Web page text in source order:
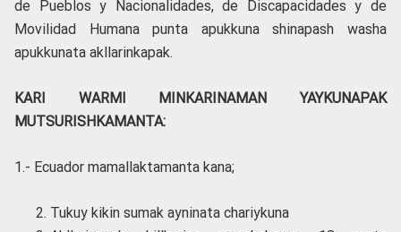
de Pueblos y Nacionalidades, de Discapacidades y de
Movilidad Humana punta apukkuna shinapash washa
apukkunata akllarinkapak.
KARI WARMI MINKARINAMAN YAYKUNAPAK
MUTSURISHKAMANTA:
1.- Ecuador mamallaktamanta kana;
Tukuy kikin sumak ayninata chariykuna